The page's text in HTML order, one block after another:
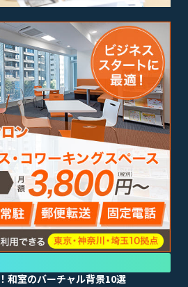
和室のバーチャル背景10選